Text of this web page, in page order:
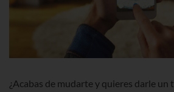
¿Acabas de mudarte y quieres darle un